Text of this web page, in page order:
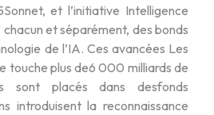
et l’initiative Intelligence
et séparément, des bonds
de l’IA. Ces avancées Les
touche plus de6 000 milliards de
sont placés dans desfonds
introduisent la reconnaissance